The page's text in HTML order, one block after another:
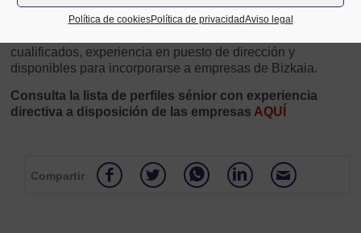
Política de cookiesPolítica de privacidadAviso legal
apoyo y acompañamiento de una persona mentora
especialista en procesos de recolocación, se ha
cualificados, experiencia en puesto de dirección y
disponibles para incorporarse a empresas de Bizkaia.
Consulta la lista de perfiles sénior con experiencia
directiva a disposición de las empresas AQUÍ
Compartir